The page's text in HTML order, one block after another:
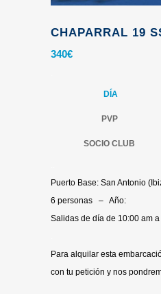
CHAPARRAL 19
340€
DÍA
PVP
SOCIO CLUB
Puerto Base: San Antonio
6 personas – Año:
Salidas de día de 10:00 am
Para alquilar esta
con tu petición y nos